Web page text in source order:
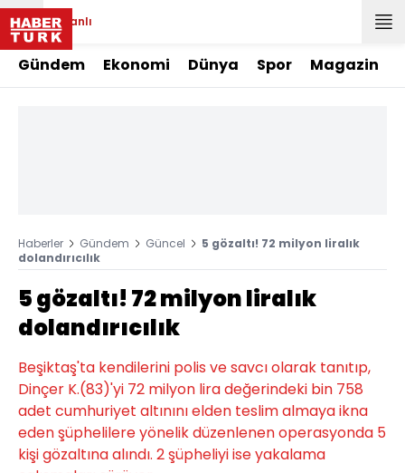
Canlı
Gündem Ekonomi Dünya Spor Magazin
Haberler Gündem Güncel
5 gözaltı! 72 milyon liralık
dolandırıcılık
5 gözaltı! 72 milyon liralık
dolandırıcılık
Beşiktaş'ta kendilerini polis ve savcı olarak tanıtıp,
Dinçer K.(83)'yi 72 milyon lira değerindeki bin 758
adet cumhuriyet altınını elden teslim almaya ikna
eden şüphelilere yönelik düzenlenen operasyonda 5
kişi gözaltına alındı. 2 şüpheliyi ise yakalama